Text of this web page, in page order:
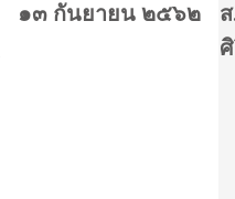
๑๓ กันยายน ๒๕๖๒